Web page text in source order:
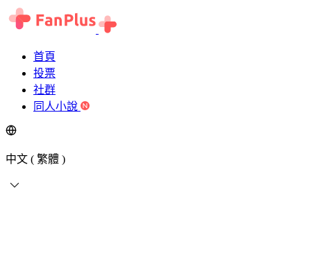
首頁
投票
社群
同人小說
中文 ( 繁體 )